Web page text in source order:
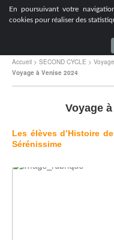
En poursuivant votre
cookies pour réaliser desLycée du
Accueil > SECOND CYCLE >
Voyage à Venise 2024
Voyage
Les élèves d’Histoire
Sérénissime